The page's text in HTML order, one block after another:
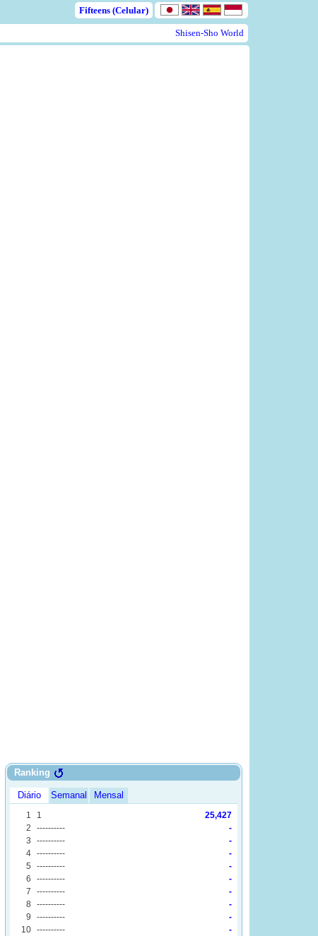
Fifteens (Celular)
Shisen-Sho World